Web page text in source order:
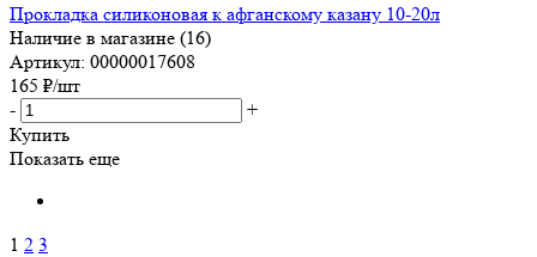
Прокладка силиконовая к афганскому казану 10-20л
Наличие в магазине (16)
Артикул: 00000017608
165 ₽/шт
-
+
Купить
Показать еще
1 2 3